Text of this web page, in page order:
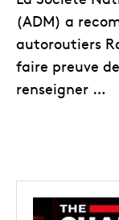
(ADM) a
autoroutiers
faire preuve
renseigner …